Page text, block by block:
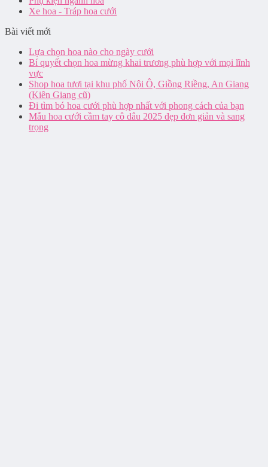
Xe hoa - Tráp hoa cưới
Bài viết mới
Lựa chọn hoa nào cho ngày cưới
Bí quyết chọn hoa mừng khai trương phù hợp với mọi lĩnh
vực
Shop hoa tươi tại khu phố Nội Ô, Giồng Riềng, An Giang
(Kiên Giang cũ)
Đi tìm bó hoa cưới phù hợp nhất với phong cách của bạn
Mẫu hoa cưới cầm tay cô dâu 2025 đẹp đơn giản và sang
trọng